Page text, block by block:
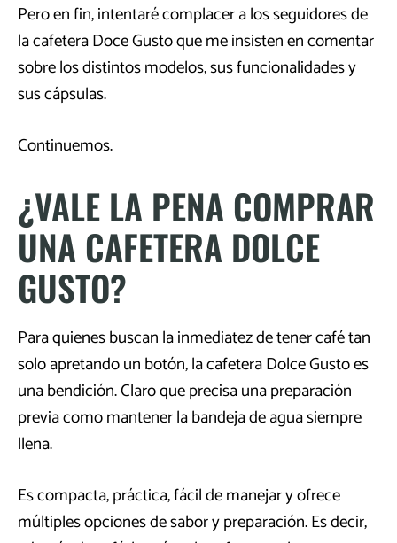
Pero en fin, intentaré complacer a los seguidores de
la cafetera Doce Gusto que me insisten en comentar
sobre los distintos modelos, sus funcionalidades y
sus cápsulas.
Continuemos.
¿VALE LA PENA COMPRAR
UNA CAFETERA DOLCE
GUSTO?
Para quienes buscan la inmediatez de tener café tan
solo apretando un botón, la cafetera Dolce Gusto es
una bendición. Claro que precisa una preparación
previa como mantener la bandeja de agua siempre
llena.
Es compacta, práctica, fácil de manejar y ofrece
múltiples opciones de sabor y preparación. Es decir,